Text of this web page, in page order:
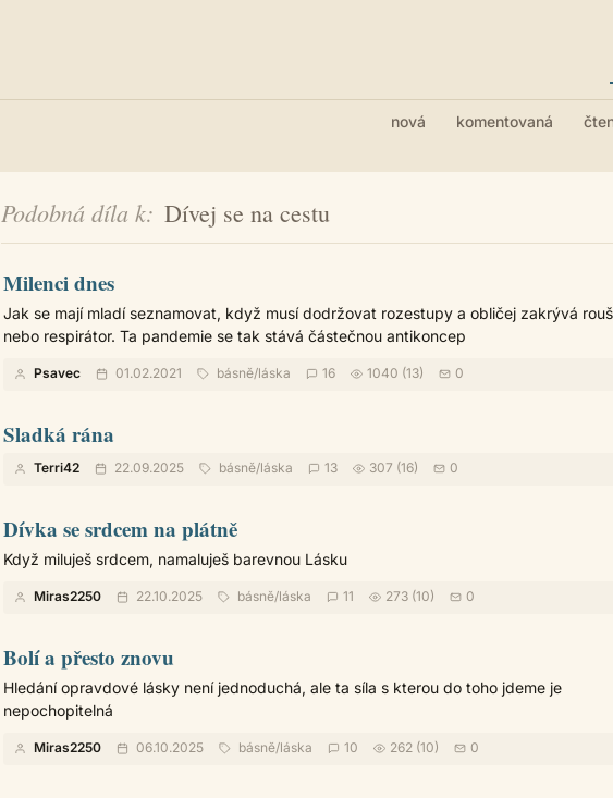
nová komentovaná
Podobná díla k Dívej se na cestu
Milenci dnes
Jak se mají mladí seznamovat, když musí dodržovat rozestupy a obličej zakrývá
nebo respirátor. Ta pandemie se tak stává částečnou antikoncep
Psavec 01.02.2021 básně/láska 16 1040 (13) 0
Sladká rána
Terri42 22.09.2025 básně/láska 13 307 (16) 0
Dívka se srdcem na plátně
Když miluješ srdcem, namaluješ barevnou Lásku
Miras2250 22.10.2025 básně/láska 11 273 (10) 0
Bolí a přesto znovu
Hledání opravdové lásky není jednoduchá, ale ta síla s kterou do toho jdeme je
nepochopitelná
Miras2250 06.10.2025 básně/láska 10 262 (10) 0